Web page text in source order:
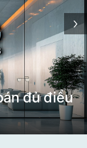
đủ điều
›